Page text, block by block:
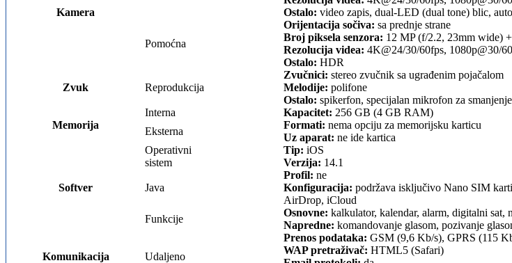
Kamera
Ostalo: video zapis, dual-LED (dual tone) blic,
Pomoćna
Orijentacija sočiva: sa prednje strane
Broj piksela senzora: 12 MP (f/2.2, 23mm wide)
Rezolucija videa: 4K@24/30/60fps, 1080p@30/
Ostalo: HDR
Zvuk Reprodukcija
Zvučnici: stereo zvučnik sa ugrađenim pojačalom
Melodije: polifone
Ostalo: spikerfon, specijalan mikrofon za
Memorija
Interna Kapacitet: 256 GB (4 GB RAM)
Eksterna
Formati: nema opciju za memorijsku karticu
Uz aparat: ne ide kartica
Softver
Operativni
sistem
Tip: iOS
Verzija: 14.1
Java
Profil: ne
Konfiguracija: podržava isključivo Nano SIM
AirDrop, iCloud
Funkcije
Osnovne: kalkulator, kalendar, alarm, digitalni sat,
Napredne: komandovanje glasom, pozivanje
Komunikacija Udaljeno
Prenos podataka: GSM (9,6 Kb/s), GPRS (115
WAP pretraživač: HTML5 (Safari)